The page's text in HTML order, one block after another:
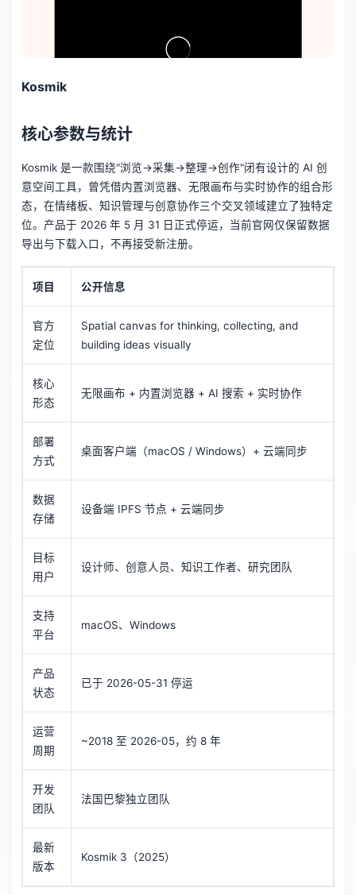
Kosmik
核心参数与统计
Kosmik 是一款围绕"浏览→采集→整理→创作"闭有设计的 AI 创
意空间工具，曾凭借内置浏览器、无限画布与实时协作的组合形
态，在情绪板、知识管理与创意协作三个交叉领域建立了独特定
位。产品于 2026 年 5 月 31 日正式停运，当前官网仅保留数据
导出与下载入口，不再接受新注册。
项目 公开信息
官方
定位
Spatial canvas for thinking, collecting, and
building ideas visually
核心
形态
无限画布 + 内置浏览器 + AI 搜索 + 实时协作
部署
方式
桌面客户端（macOS / Windows）+ 云端同步
数据
存储
设备端 IPFS 节点 + 云端同步
目标
用户
设计师、创意人员、知识工作者、研究团队
支持
平台
macOS、Windows
产品
状态
已于 2026-05-31 停运
运营
周期
~2018 至 2026-05，约 8 年
开发
团队
法国巴黎独立团队
最新
版本
Kosmik 3（2025）